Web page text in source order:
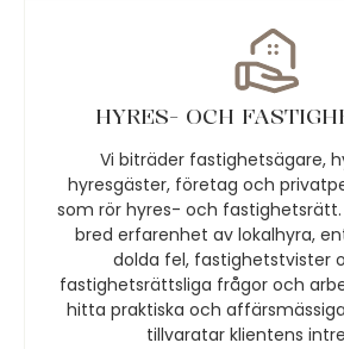
HYRES- OCH
Vi biträder fastighetsägare,
hyresgäster, företag och
som rör hyres- och fastighetsrätt.
bred erfarenhet av lokalhyra,
dolda fel, fastighetstvister
fastighetsrättsliga frågor och
hitta praktiska och
tillvaratar klientens